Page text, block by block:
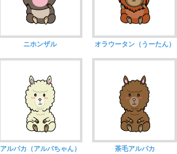
ニホンザル オラウータン（うーたん）
アルパカ（アルパちゃん） 茶毛アルパカ